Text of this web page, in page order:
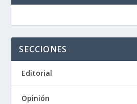
SECCIONES
Editorial
Opinión